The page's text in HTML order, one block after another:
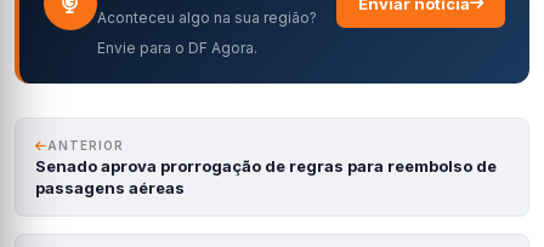
Aconteceu algo na sua região?
Envie para o DF Agora.
ANTERIOR
Senado aprova prorrogação de regras para reembolso de
passagens aéreas